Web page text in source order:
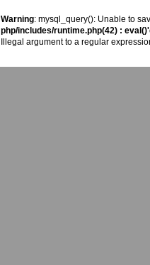
Warning: mysql_query(): Unable to
php/includes/runtime.php(42) :
Illegal argument to a regular